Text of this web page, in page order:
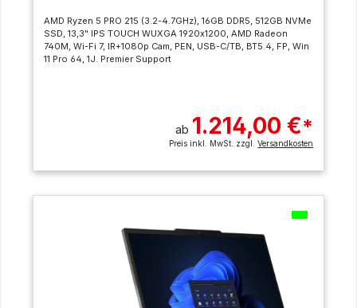
AMD Ryzen 5 PRO 215 (3.2-4.7GHz), 16GB DDR5, 512GB NVMe
SSD, 13,3" IPS TOUCH WUXGA 1920x1200, AMD Radeon
740M, Wi-Fi 7, IR+1080p Cam, PEN, USB-C/TB, BT5.4, FP, Win
11 Pro 64, 1J. Premier Support
ab 1.214,00 €*
Preis inkl. MwSt. zzgl.Versandkosten